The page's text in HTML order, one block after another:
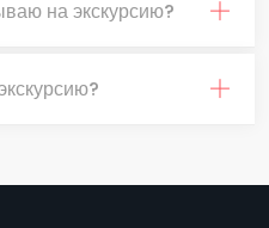
на экскурсию?